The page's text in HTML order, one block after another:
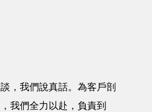
，我們說真話。為客戶剖
我們全力以赴，負責到